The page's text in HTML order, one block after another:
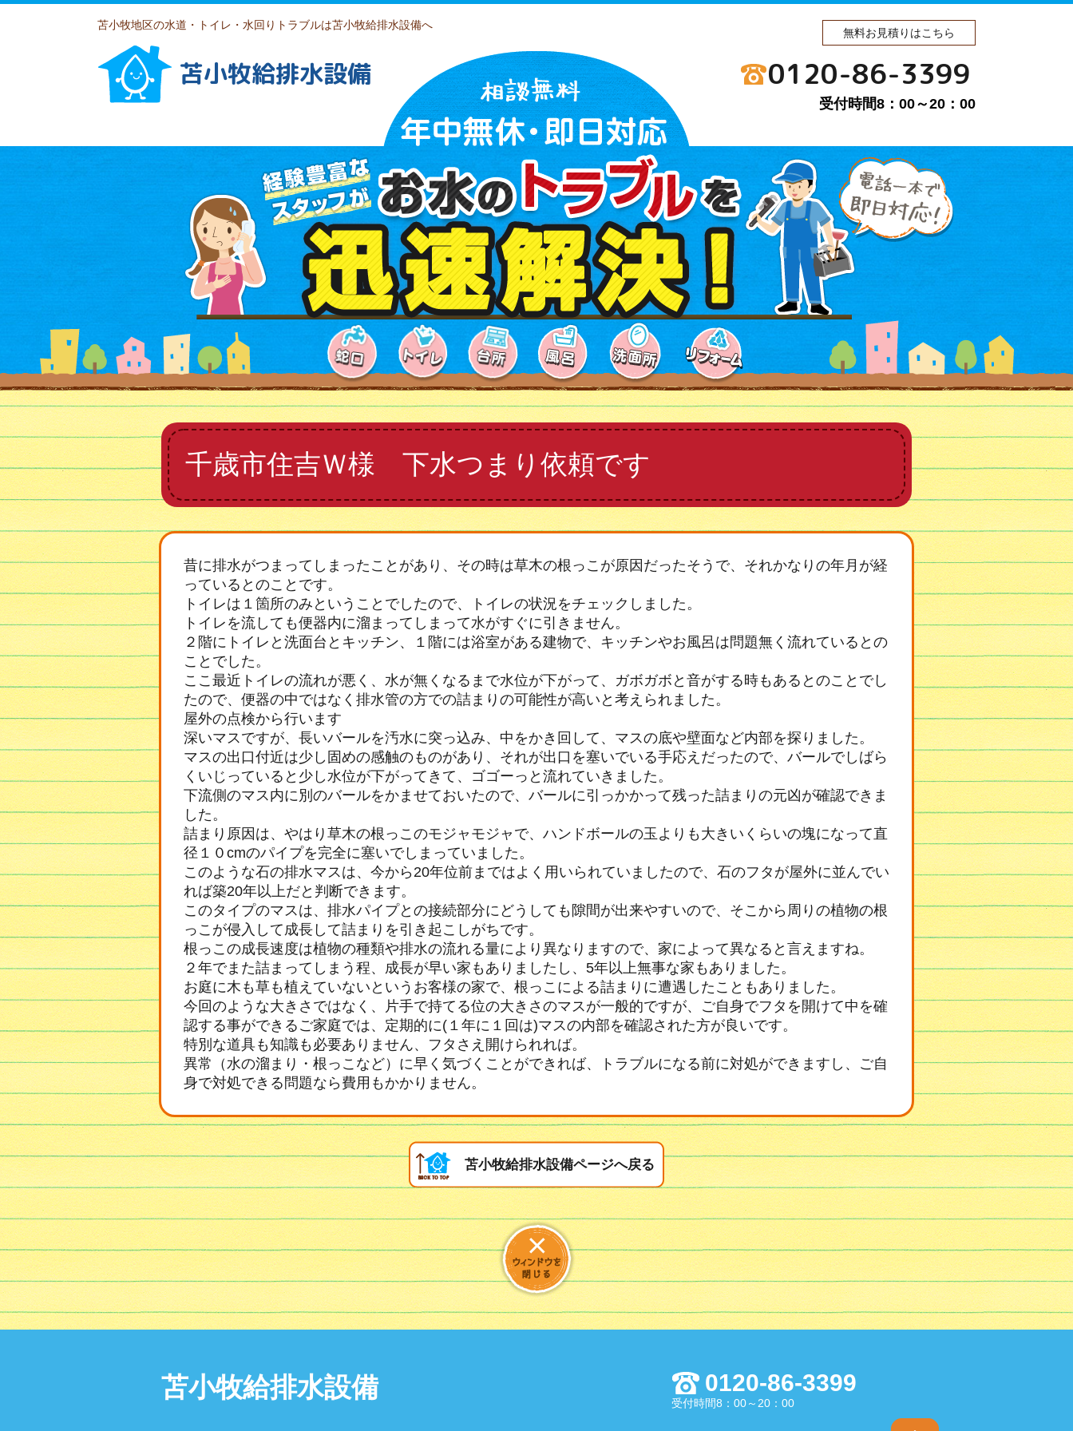
苫小牧地区の水道・トイレ・水回りトラブルは苫小牧給排水設備へ
無料お見積りはこちら
苫小牧給排水設備 0120-86-3399
受付時間8：00～20：00
千歳市住吉Ｗ様 下水つまり依頼です
昔に排水がつまってしまったことがあり、その時は草木の根っこが原因だったそうで、それかなりの年月が経
っているとのことです。
トイレは１箇所のみということでしたので、トイレの状況をチェックしました。
トイレを流しても便器内に溜まってしまって水がすぐに引きません。
２階にトイレと洗面台とキッチン、１階には浴室がある建物で、キッチンやお風呂は問題無く流れているとの
ことでした。
ここ最近トイレの流れが悪く、水が無くなるまで水位が下がって、ガボガボと音がする時もあるとのことでし
たので、便器の中ではなく排水管の方での詰まりの可能性が高いと考えられました。
屋外の点検から行います
深いマスですが、長いバールを汚水に突っ込み、中をかき回して、マスの底や壁面など内部を探りました。
マスの出口付近は少し固めの感触のものがあり、それが出口を塞いでいる手応えだったので、バールでしばら
くいじっていると少し水位が下がってきて、ゴゴーっと流れていきました。
下流側のマス内に別のバールをかませておいたので、バールに引っかかって残った詰まりの元凶が確認できま
した。
詰まり原因は、やはり草木の根っこのモジャモジャで、ハンドボールの玉よりも大きいくらいの塊になって直
径１０cmのパイプを完全に塞いでしまっていました。
このような石の排水マスは、今から20年位前まではよく用いられていましたので、石のフタが屋外に並んでい
れば築20年以上だと判断できます。
このタイプのマスは、排水パイプとの接続部分にどうしても隙間が出来やすいので、そこから周りの植物の根
っこが侵入して成長して詰まりを引き起こしがちです。
根っこの成長速度は植物の種類や排水の流れる量により異なりますので、家によって異なると言えますね。
２年でまた詰まってしまう程、成長が早い家もありましたし、5年以上無事な家もありました。
お庭に木も草も植えていないというお客様の家で、根っこによる詰まりに遭遇したこともありました。
今回のような大きさではなく、片手で持てる位の大きさのマスが一般的ですが、ご自身でフタを開けて中を確
認する事ができるご家庭では、定期的に(１年に１回は)マスの内部を確認された方が良いです。
特別な道具も知識も必要ありません、フタさえ開けられれば。
異常（水の溜まり・根っこなど）に早く気づくことができれば、トラブルになる前に対処ができますし、ご自
身で対処できる問題なら費用もかかりません。
苫小牧給排水設備ページへ戻る
苫小牧給排水設備 0120-86-3399
受付時間8：00～20：00